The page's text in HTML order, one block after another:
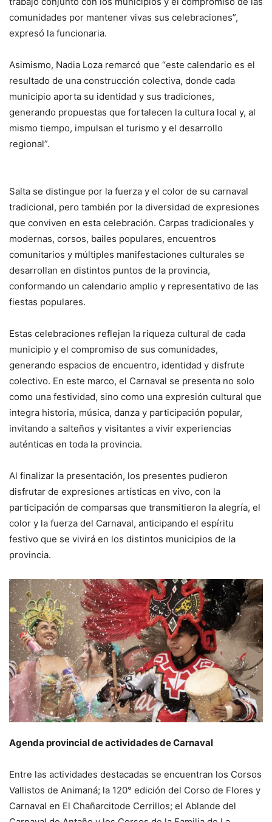
comunidades por mantener vivas sus celebraciones”,
expresó la funcionaria.
Asimismo, Nadia Loza remarcó que “este calendario es el
resultado de una construcción colectiva, donde cada
municipio aporta su identidad y sus tradiciones,
generando propuestas que fortalecen la cultura local y, al
mismo tiempo, impulsan el turismo y el desarrollo
regional”.
Salta se distingue por la fuerza y el color de su carnaval
tradicional, pero también por la diversidad de expresiones
que conviven en esta celebración. Carpas tradicionales y
modernas, corsos, bailes populares, encuentros
comunitarios y múltiples manifestaciones culturales se
desarrollan en distintos puntos de la provincia,
conformando un calendario amplio y representativo de las
fiestas populares.
Estas celebraciones reflejan la riqueza cultural de cada
municipio y el compromiso de sus comunidades,
generando espacios de encuentro, identidad y disfrute
colectivo. En este marco, el Carnaval se presenta no solo
como una festividad, sino como una expresión cultural que
integra historia, música, danza y participación popular,
invitando a salteños y visitantes a vivir experiencias
auténticas en toda la provincia.
Al finalizar la presentación, los presentes pudieron
disfrutar de expresiones artísticas en vivo, con la
participación de comparsas que transmitieron la alegría, el
color y la fuerza del Carnaval, anticipando el espíritu
festivo que se vivirá en los distintos municipios de la
provincia.
Agenda provincial de actividades de Carnaval
Entre las actividades destacadas se encuentran los Corsos
Vallistos de Animaná; la 120° edición del Corso de Flores y
Carnaval en El Chañarcitode Cerrillos; el Ablande del